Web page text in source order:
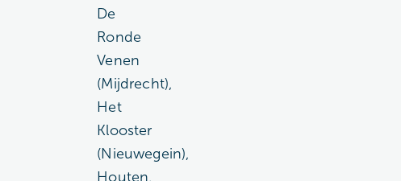
De
Ronde
Venen
(Mijdrecht),
Het
Klooster
(Nieuwegein),
Houten,